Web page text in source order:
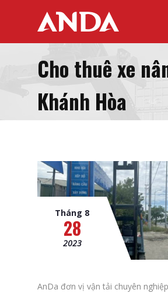
Cho thuê xe
Khánh Hòa
Tháng 8
28
2023
AnDa đơn vị vận tải chuyên